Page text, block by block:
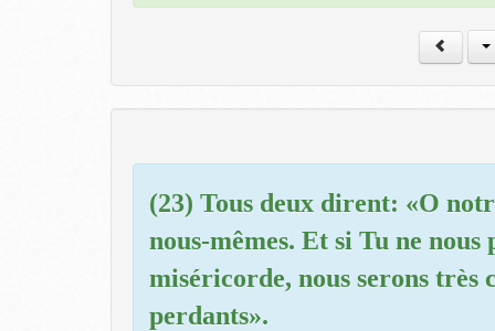
(23) Tous deux dirent: «O
nous-mêmes. Et si Tu ne nous
miséricorde, nous serons très
perdants».